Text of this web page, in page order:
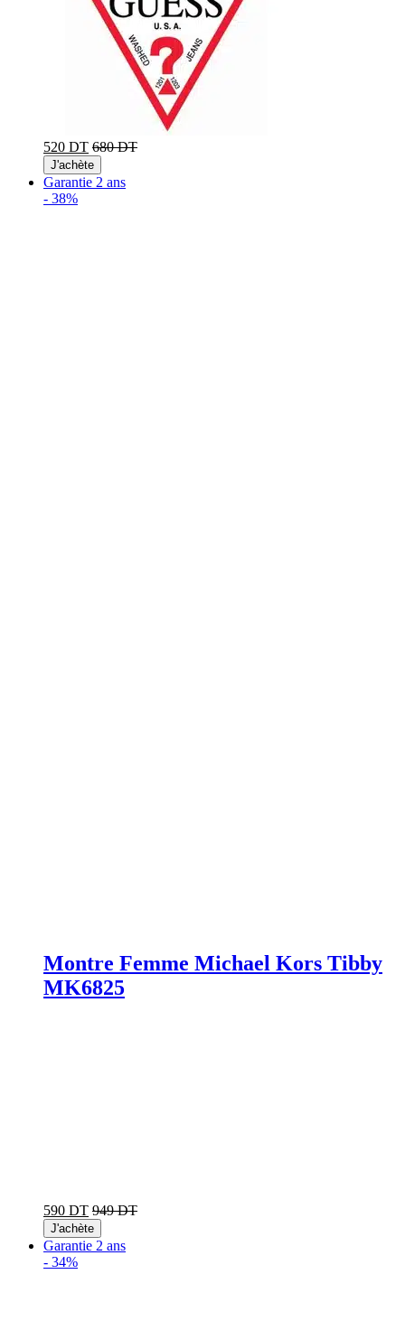
520 DT 680 DT
J'achète
Garantie 2 ans
- 38%
Montre Femme Michael Kors Tibby
MK6825
590 DT 949 DT
J'achète
Garantie 2 ans
- 34%